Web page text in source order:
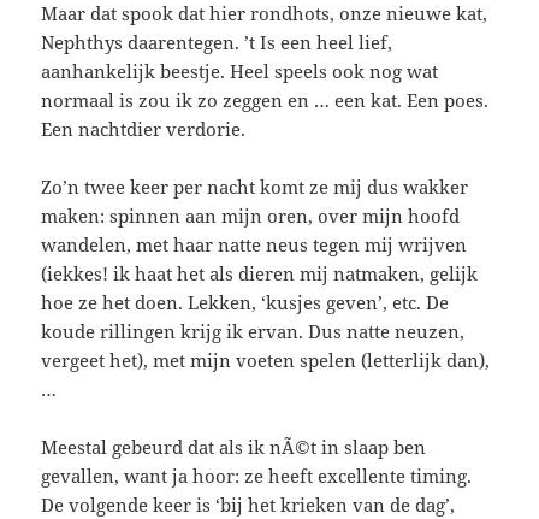
Maar dat spook dat hier rondhots, onze nieuwe kat,
Nephthys daarentegen. ’t Is een heel lief,
aanhankelijk beestje. Heel speels ook nog wat
normaal is zou ik zo zeggen en … een kat. Een poes.
Een nachtdier verdorie.
Zo’n twee keer per nacht komt ze mij dus wakker
maken: spinnen aan mijn oren, over mijn hoofd
wandelen, met haar natte neus tegen mij wrijven
(iekkes! ik haat het als dieren mij natmaken, gelijk
hoe ze het doen. Lekken, ‘kusjes geven’, etc. De
koude rillingen krijg ik ervan. Dus natte neuzen,
vergeet het), met mijn voeten spelen (letterlijk dan),
…
Meestal gebeurd dat als ik nÃ©t in slaap ben
gevallen, want ja hoor: ze heeft excellente timing.
De volgende keer is ‘bij het krieken van de dag’,